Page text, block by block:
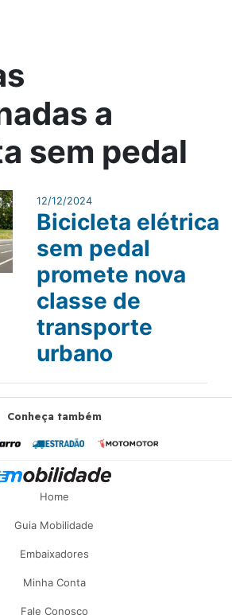
a
sem pedal
12/12/2024
Bicicleta elétrica
sem pedal
promete nova
classe de
transporte
urbano
Conheça também
Home
Guia Mobilidade
Embaixadores
Minha Conta
Fale Conosco